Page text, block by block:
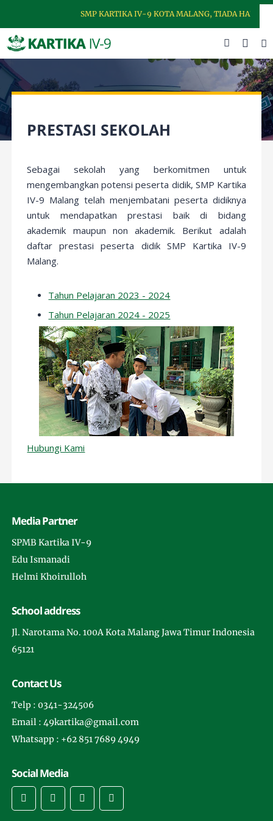
SMP KARTIKA IV-9 KOTA MALANG, TIADA HARI
PRESTASI SEKOLAH
Sebagai sekolah yang berkomitmen untuk
mengembangkan potensi peserta didik, SMP Kartika
IV-9 Malang telah menjembatani peserta didiknya
untuk mendapatkan prestasi baik di bidang
akademik maupun non akademik. Berikut adalah
daftar prestasi peserta didik SMP Kartika IV-9
Malang.
Tahun Pelajaran 2023 - 2024
Tahun Pelajaran 2024 - 2025
Hubungi Kami
Media Partner
SPMB Kartika IV-9
Edu Ismanadi
Helmi Khoirulloh
School address
Jl. Narotama No. 100A Kota Malang Jawa Timur Indonesia
65121
Contact Us
Telp : 0341-324506
Email : 49kartika@gmail.com
Whatsapp : +62 851 7689 4949
Social Media